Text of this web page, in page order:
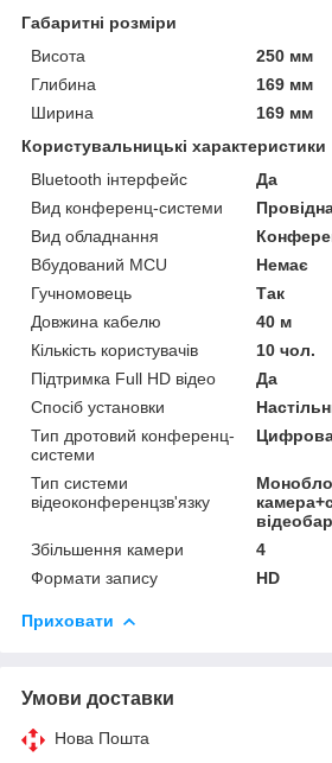
Габаритні розміри
Висота
250 мм
Глибина
169 мм
Ширина
169 мм
Користувальницькі характеристики
Bluetooth інтерфейс
Да
Вид конференц-системи
Вид обладнання
Вбудований MCU
Немає
Гучномовець
Так
Довжина кабелю
40 м
Кількість користувачів
10 чол.
Підтримка Full HD відео
Да
Спосіб установки
Тип дротовий конференц-
системи
Тип системи
відеоконференцзв'язку
Збільшення камери
4
Формати запису
HD
Приховати
Умови доставки
Нова Пошта